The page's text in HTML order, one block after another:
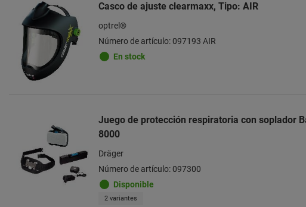
Casco de ajuste clearmaxx, Tipo: AIR
optrel®
Número de artículo: 097193 AIR
En stock
Juego de protección respiratoria con soplador
8000
Dräger
Número de artículo: 097300
Disponible
2 variantes